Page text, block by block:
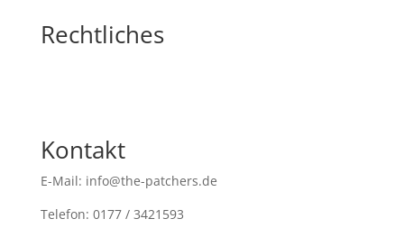
Rechtliches
Kontakt
E-Mail: info@the-patchers.de
Telefon: 0177 / 3421593